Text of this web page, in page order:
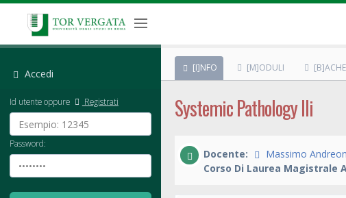
Accedi
Id utente oppure Registrati
Password:
[I]NFO [M]ODULI
Systemic Pathology IIi
Docente: Massimo
Corso Di Laurea Magistrale